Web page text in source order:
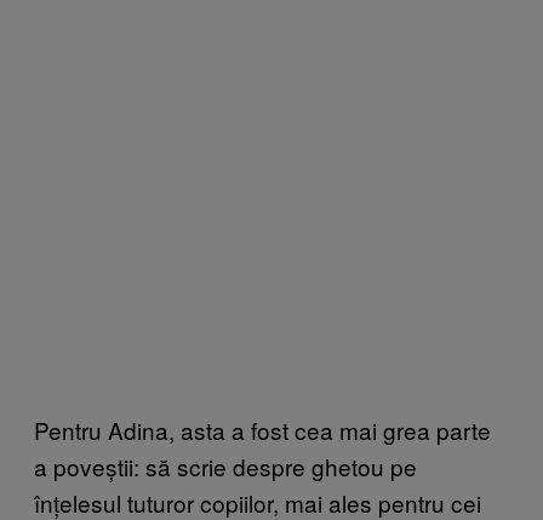
Pentru Adina, asta a fost cea mai grea parte
a poveștii: să scrie despre ghetou pe
înțelesul tuturor copiilor, mai ales pentru cei